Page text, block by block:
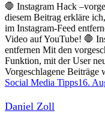
🛑 Instagram Hack
diesem Beitrag erkläre
im Instagram-Feed
Video auf YouTube! 🛑
entfernen Mit den
Funktion, mit der User
Vorgeschlagene
Social Media Tipps16.
Daniel Zoll